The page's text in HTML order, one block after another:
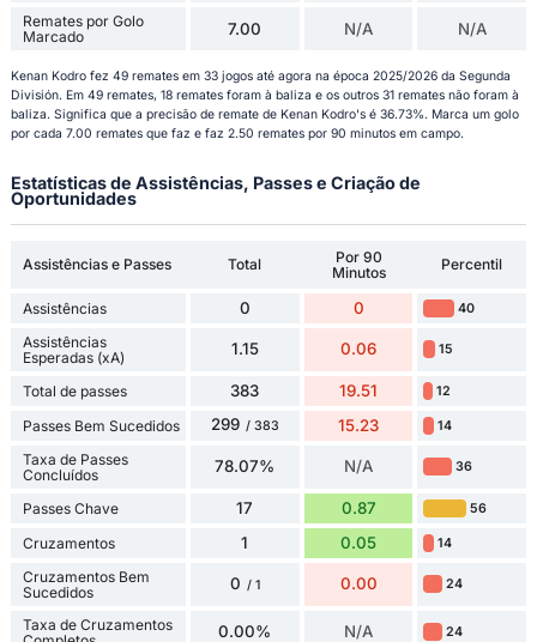
Remates por Golo
Marcado
7.00 N/A N/A
Kenan Kodro fez 49 remates em 33 jogos até agora na época 2025/2026 da Segunda
División. Em 49 remates, 18 remates foram à baliza e os outros 31 remates não foram à
baliza. Significa que a precisão de remate de Kenan Kodro's é 36.73%. Marca um golo
por cada 7.00 remates que faz e faz 2.50 remates por 90 minutos em campo.
Estatísticas de Assistências, Passes e Criação de
Oportunidades
Assistências e Passes Total
Por 90
Minutos
Percentil
Assistências 0 0 40
Assistências
Esperadas (xA)
1.15 0.06 15
Total de passes 383 19.51 12
Passes Bem Sucedidos 299 / 383 15.23 14
Taxa de Passes
Concluídos
78.07% N/A 36
Passes Chave 17 0.87 56
Cruzamentos 1 0.05 14
Cruzamentos Bem
Sucedidos
0 / 1 0.00 24
Taxa de Cruzamentos
0.00% N/A 24